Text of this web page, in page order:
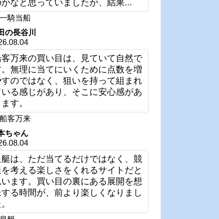
なと思っていましたが、結果...
一騎当船
の長谷川
万来の買い目は、見ていて自然で
無理に当てにいくために点数を増
のではなく、狙いを持って組まれ
る感じがあり、そこに安心感があ
す。
船客万来
ちゃん
は、ただ当てるだけではなく、競
考える楽しさをくれるサイトだと
ます。買い目の裏にある展開を想
る時間が、前より楽しくなりまし